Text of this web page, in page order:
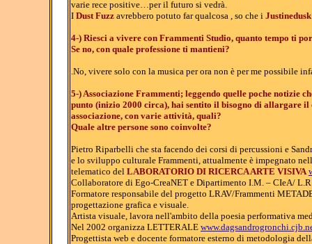
varie rece positive…per il futuro si vedrà.
I Dust Fuzz avrebbero potuto far qualcosa , so che i Justinedusk
4-) Riesci a vivere con Frammenti Studio, quanto tempo ti
Se no, con quale professione ti mantieni?
.No, vivere solo con la musica per ora non è per me possibile
5-) Associazione Frammenti; leggendo quelle poche notizie
punto (inizio 2000 circa), hai sentito il bisogno di allargare
associazione, con varie attività, quali?
Quale altre persone sono coinvolte?
Pietro Riparbelli che sta facendo dei corsi di percussioni e
e lo sviluppo culturale Frammenti, attualmente è impegnato
telematico del LABORATORIO DI RICERCA ARTE VISIVA
Collaboratore di Ego-CreaNET e Dipartimento I.M. – CIeA/
Formatore responsabile del progetto LRAV/Frammenti
progettazione grafica e visuale.
Artista visuale, lavora nell'ambito della poesia performativa
Nel 2002 organizza LETTERALE
Progettista web e docente formatore esterno di metodologia